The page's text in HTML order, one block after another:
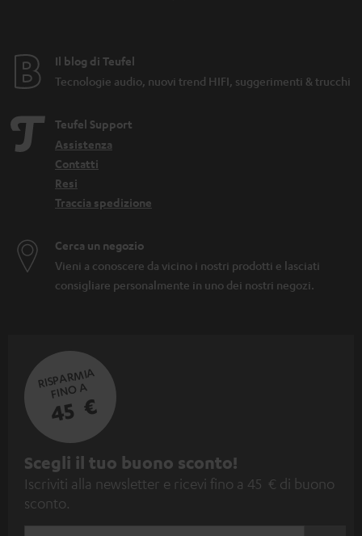
Il blog di Teufel
Tecnologie audio, nuovi trend HIFI, suggerimenti & trucchi
Teufel Support
Assistenza
Contatti
Resi
Traccia spedizione
Cerca un negozio
Vieni a conoscere da vicino i nostri prodotti e lasciati
consigliare personalmente in uno dei nostri negozi.
RISPARMIA
FINO A
45 €
I
s
c
Scegli il tuo buono sconto!
Iscriviti alla newsletter e ricevi fino a 45 € di buono
sconto.